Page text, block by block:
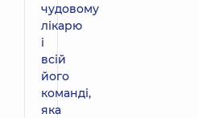
чудовому
лікарю
і
всій
його
команді,
яка